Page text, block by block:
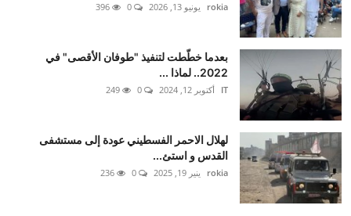
rokia يونيو 13, 2026
بعدما خطّطت لتنفيذ "طوفان الأقصى" في
2022.. لماذا ...
IT أكتوبر 12, 2024
لهلال الاحمر الفسطيني عودة إلى مستشفى
القدس و استئ...
rokia ينير 19, 2025